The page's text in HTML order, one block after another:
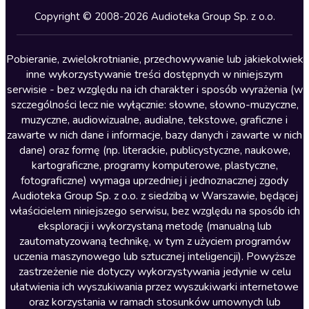
Kryminały
Lektury szkolne
Literatura anglojęzyczna
Literatura faktu
Literatura obyczajowa
Literatura piękna obca
Literatura piękna polska
Nagrania relaksacyjne
Nauka języków
Nauki humanistyczne
Podcasty i audycje
Polityka
Prasa
Copyright © 2008-2026 Audioteka Group Sp. z o.o.
Pobieranie, zwielokrotnianie, przechowywanie lub jakiekolwiek
inne wykorzystywanie treści dostępnych w niniejszym
serwisie - bez względu na ich charakter i sposób wyrażenia (w
szczególności lecz nie wyłącznie: słowne, słowno-muzyczne,
muzyczne, audiowizualne, audialne, tekstowe, graficzne i
zawarte w nich dane i informacje, bazy danych i zawarte w nich
dane) oraz formę (np. literackie, publicystyczne, naukowe,
kartograficzne, programy komputerowe, plastyczne,
fotograficzne) wymaga uprzedniej i jednoznacznej zgody
Audioteka Group Sp. z o.o. z siedzibą w Warszawie, będącej
właścicielem niniejszego serwisu, bez względu na sposób ich
eksploracji i wykorzystaną metodę (manualną lub
zautomatyzowaną technikę, w tym z użyciem programów
uczenia maszynowego lub sztucznej inteligencji). Powyższe
zastrzeżenie nie dotyczy wykorzystywania jedynie w celu
ułatwienia ich wyszukiwania przez wyszukiwarki internetowe
oraz korzystania w ramach stosunków umownych lub